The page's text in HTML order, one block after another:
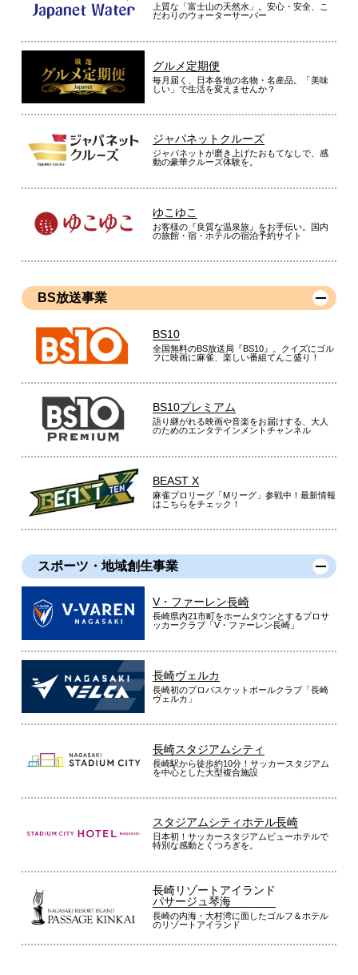
上質な「富士山の天然水」。安心・安全、こ
だわりのウォーターサーバー
グルメ定期便
毎月届く、日本各地の名物・名産品。「美味
しい」で生活を変えませんか？
ジャパネットクルーズ
ジャパネットが磨き上げたおもてなしで、感
動の豪華クルーズ体験を。
ゆこゆこ
お客様の『良質な温泉旅』をお手伝い。国内
の旅館・宿・ホテルの宿泊予約サイト
BS放送事業
BS10
全国無料のBS放送局『BS10』。クイズにゴル
フに映画に麻雀、楽しい番組てんこ盛り！
BS10プレミアム
語り継がれる映画や音楽をお届けする、大人
のためのエンタテインメントチャンネル
BEAST X
麻雀プロリーグ「Mリーグ」参戦中！最新情報
はこちらをチェック！
スポーツ・地域創生事業
V・ファーレン長崎
長崎県内21市町をホームタウンとするプロサ
ッカークラブ「V・ファーレン長崎」
長崎ヴェルカ
長崎初のプロバスケットボールクラブ「長崎
ヴェルカ」
長崎スタジアムシティ
長崎駅から徒歩約10分！サッカースタジアム
を中心とした大型複合施設
スタジアムシティホテル長崎
日本初！サッカースタジアムビューホテルで
特別な感動とくつろぎを。
長崎リゾートアイランド
パサージュ琴海
長崎の内海・大村湾に面したゴルフ＆ホテル
のリゾートアイランド